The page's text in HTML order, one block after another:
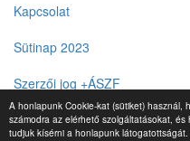
A honlapunk Cookie-kat (sütiket) használ,
számodra az elérhető szolgáltatásokat, és
tudjuk kísérni a honlapunk
Kapcsolat
Sütinap 2023
Szerzői jog +ÁSZF